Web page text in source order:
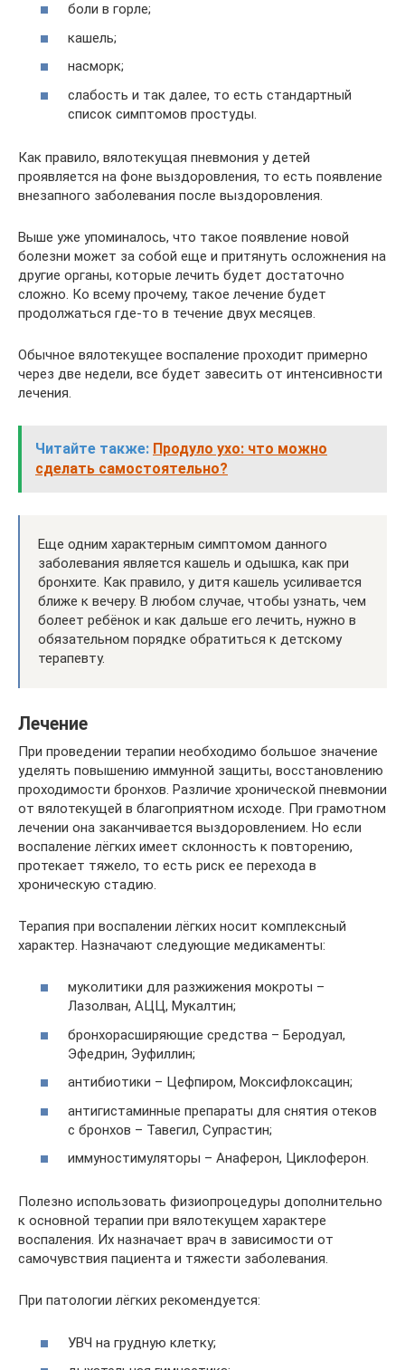
боли в горле;
кашель;
насморк;
слабость и так далее, то есть стандартный
список симптомов простуды.
Как правило, вялотекущая пневмония у детей
проявляется на фоне выздоровления, то есть появление
внезапного заболевания после выздоровления.
Выше уже упоминалось, что такое появление новой
болезни может за собой еще и притянуть осложнения на
другие органы, которые лечить будет достаточно
сложно. Ко всему прочему, такое лечение будет
продолжаться где-то в течение двух месяцев.
Обычное вялотекущее воспаление проходит примерно
через две недели, все будет завесить от интенсивности
лечения.
Читайте также: Продуло ухо: что можно
сделать самостоятельно?
Еще одним характерным симптомом данного
заболевания является кашель и одышка, как при
бронхите. Как правило, у дитя кашель усиливается
ближе к вечеру. В любом случае, чтобы узнать, чем
болеет ребёнок и как дальше его лечить, нужно в
обязательном порядке обратиться к детскому
терапевту.
Лечение
При проведении терапии необходимо большое значение
уделять повышению иммунной защиты, восстановлению
проходимости бронхов. Различие хронической пневмонии
от вялотекущей в благоприятном исходе. При грамотном
лечении она заканчивается выздоровлением. Но если
воспаление лёгких имеет склонность к повторению,
протекает тяжело, то есть риск ее перехода в
хроническую стадию.
Терапия при воспалении лёгких носит комплексный
характер. Назначают следующие медикаменты:
муколитики для разжижения мокроты –
Лазолван, АЦЦ, Мукалтин;
бронхорасширяющие средства – Беродуал,
Эфедрин, Эуфиллин;
антибиотики – Цефпиром, Моксифлоксацин;
антигистаминные препараты для снятия отеков
с бронхов – Тавегил, Супрастин;
иммуностимуляторы – Анаферон, Циклоферон.
Полезно использовать физиопроцедуры дополнительно
к основной терапии при вялотекущем характере
воспаления. Их назначает врач в зависимости от
самочувствия пациента и тяжести заболевания.
При патологии лёгких рекомендуется:
УВЧ на грудную клетку;